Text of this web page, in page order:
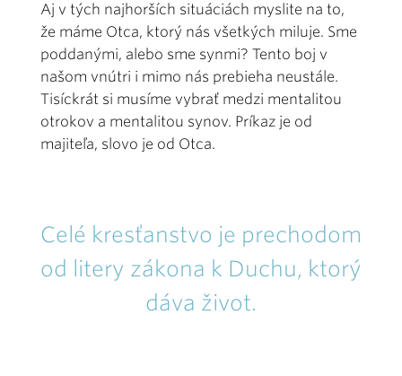
Aj v tých najhorších situáciách myslite na to,
že máme Otca, ktorý nás všetkých miluje. Sme
poddanými, alebo sme synmi? Tento boj v
našom vnútri i mimo nás prebieha neustále.
Tisíckrát si musíme vybrať medzi mentalitou
otrokov a mentalitou synov. Príkaz je od
majiteľa, slovo je od Otca.
Celé kresťanstvo je prechodom
od litery zákona k Duchu, ktorý
dáva život.